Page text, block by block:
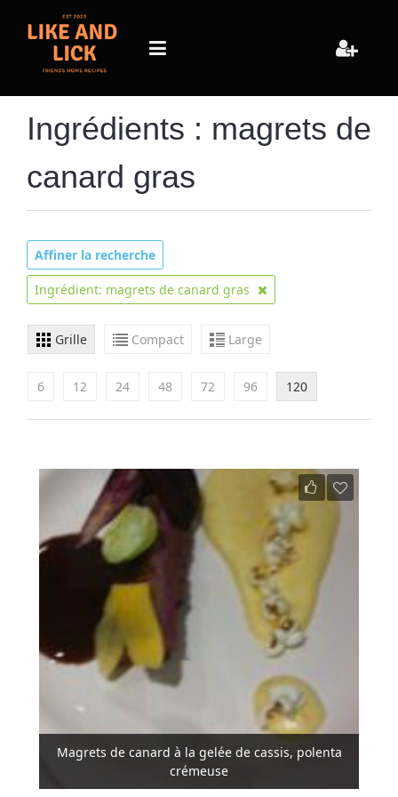
Ingrédients : magrets de
canard gras
Affiner la recherche
Ingrédient: magrets de canard gras
Grille Compact Large
6 12 24 48 72 96 120
Magrets de canard à la gelée de cassis, polenta
crémeuse